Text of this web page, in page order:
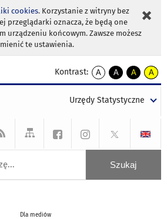
cookies. Korzystanie z witryny bez
przeglądarki oznacza, że będą one
urządzeniu końcowym. Zawsze możesz
te ustawienia.
Kontrast:
A
kontrast
A
kontrast
tekst
czarnym
A
kontrast
tekst
czarnym
A
tekst
żółtym
Urzędy Statystyczne
Dla mediów